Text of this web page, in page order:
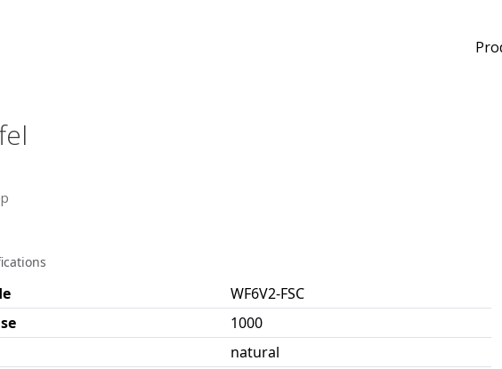
WF6V2-FSC
1000
natural